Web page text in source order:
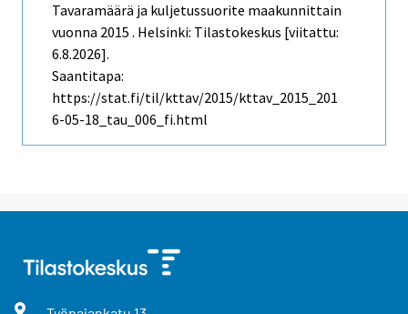
Tavaramäärä ja kuljetussuorite maakunnittain
vuonna 2015 . Helsinki: Tilastokeskus [viitattu:
6.8.2026].
Saantitapa:
https://stat.fi/til/kttav/2015/kttav_2015_201
6-05-18_tau_006_fi.html